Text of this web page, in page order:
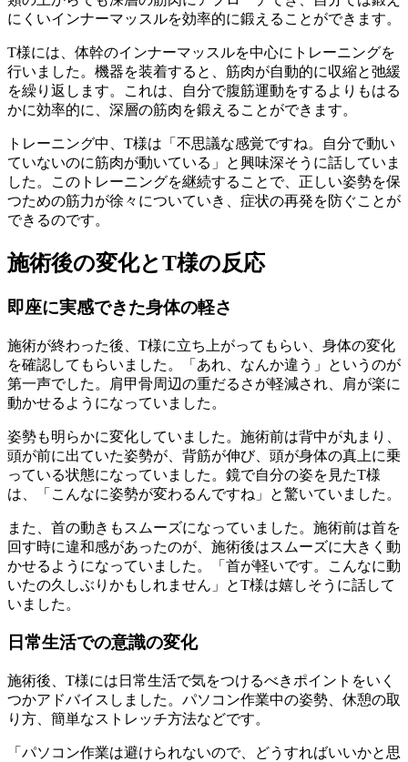
にくいインナーマッスルを効率的に鍛えることができます。
T様には、体幹のインナーマッスルを中心にトレーニングを
行いました。機器を装着すると、筋肉が自動的に収縮と弛緩
を繰り返します。これは、自分で腹筋運動をするよりもはる
かに効率的に、深層の筋肉を鍛えることができます。
トレーニング中、T様は「不思議な感覚ですね。自分で動い
ていないのに筋肉が動いている」と興味深そうに話していま
した。このトレーニングを継続することで、正しい姿勢を保
つための筋力が徐々についていき、症状の再発を防ぐことが
できるのです。
施術後の変化とT様の反応
即座に実感できた身体の軽さ
施術が終わった後、T様に立ち上がってもらい、身体の変化
を確認してもらいました。「あれ、なんか違う」というのが
第一声でした。肩甲骨周辺の重だるさが軽減され、肩が楽に
動かせるようになっていました。
姿勢も明らかに変化していました。施術前は背中が丸まり、
頭が前に出ていた姿勢が、背筋が伸び、頭が身体の真上に乗
っている状態になっていました。鏡で自分の姿を見たT様
は、「こんなに姿勢が変わるんですね」と驚いていました。
また、首の動きもスムーズになっていました。施術前は首を
回す時に違和感があったのが、施術後はスムーズに大きく動
かせるようになっていました。「首が軽いです。こんなに動
いたの久しぶりかもしれません」とT様は嬉しそうに話して
いました。
日常生活での意識の変化
施術後、T様には日常生活で気をつけるべきポイントをいく
つかアドバイスしました。パソコン作業中の姿勢、休憩の取
り方、簡単なストレッチ方法などです。
「パソコン作業は避けられないので、どうすればいいかと思